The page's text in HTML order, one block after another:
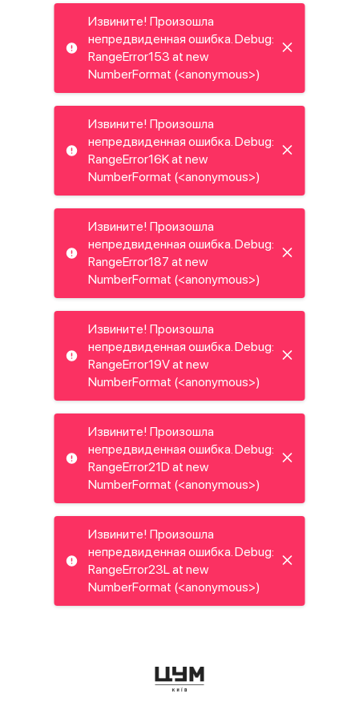
Извините! Произошла
непредвиденная ошибка. Debug:
RangeError153 at new
NumberFormat (<anonymous>)
Извините! Произошла
непредвиденная ошибка. Debug:
RangeError16K at new
NumberFormat (<anonymous>)
Извините! Произошла
непредвиденная ошибка. Debug:
RangeError187 at new
NumberFormat (<anonymous>)
Извините! Произошла
непредвиденная ошибка. Debug:
RangeError19V at new
NumberFormat (<anonymous>)
Извините! Произошла
непредвиденная ошибка. Debug:
RangeError21D at new
NumberFormat (<anonymous>)
Извините! Произошла
непредвиденная ошибка. Debug:
RangeError23L at new
NumberFormat (<anonymous>)